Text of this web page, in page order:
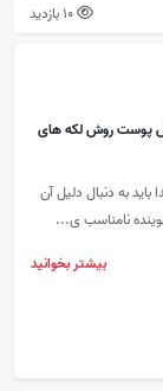
10 بازدید
پوست روش لکه های
به دنبال دلیل آن
نامناسب ی...
بیشتر بخوانید